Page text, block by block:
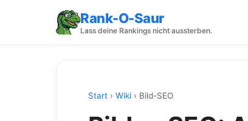
Rank-O-Saur
Lass deine Rankings nicht aussterben.
Start › Wiki › Bild-SEO